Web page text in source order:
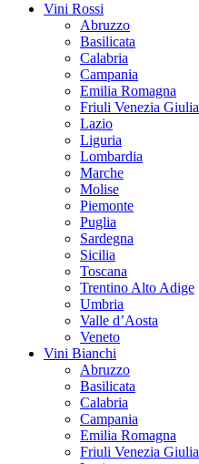
Vini Rossi
Abruzzo
Basilicata
Calabria
Campania
Emilia Romagna
Friuli Venezia Giulia
Lazio
Liguria
Lombardia
Marche
Molise
Piemonte
Puglia
Sardegna
Sicilia
Toscana
Trentino Alto Adige
Umbria
Valle d’Aosta
Veneto
Vini Bianchi
Abruzzo
Basilicata
Calabria
Campania
Emilia Romagna
Friuli Venezia Giulia